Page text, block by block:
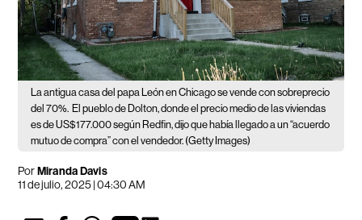
La antigua casa del papa León en Chicago se vende con sobreprecio
del 70%. El pueblo de Dolton, donde el precio medio de las viviendas
es de US$177.000 según Redfin, dijo que había llegado a un “acuerdo
mutuo de compra” con el vendedor. (Getty Images)
PorMiranda Davis
11 de julio, 2025 | 04:30 AM